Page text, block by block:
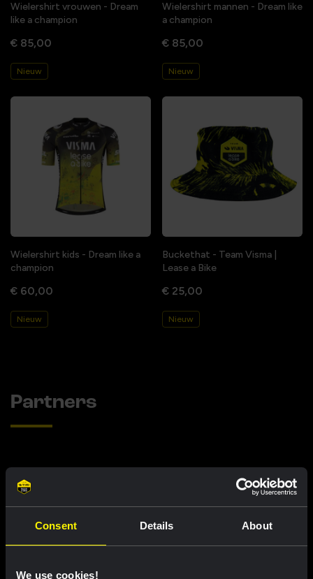
Consent Details About
We use cookies!
Wielershirt vrouwen - Dream
like a champion
€ 85,00
Nieuw
Wielershirt mannen - Dream like
a champion
€ 85,00
Nieuw
Wielershirt kids - Dream like a
champion
€ 60,00
Nieuw
Buckethat - Team Visma |
Lease a Bike
€ 25,00
Nieuw
Partners